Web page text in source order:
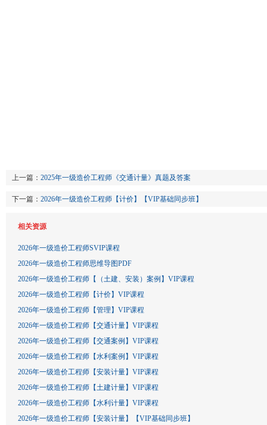
上一篇： 2025年一级造价工程师《交通计量》真题及答案
下一篇： 2026年一级造价工程师【计价】【VIP基础同步班】
相关资源
2026年一级造价工程师SVIP课程
2026年一级造价工程师思维导图PDF
2026年一级造价工程师【（土建、安装）案例】VIP课程
2026年一级造价工程师【计价】VIP课程
2026年一级造价工程师【管理】VIP课程
2026年一级造价工程师【交通计量】VIP课程
2026年一级造价工程师【交通案例】VIP课程
2026年一级造价工程师【水利案例】VIP课程
2026年一级造价工程师【安装计量】VIP课程
2026年一级造价工程师【土建计量】VIP课程
2026年一级造价工程师【水利计量】VIP课程
2026年一级造价工程师【安装计量】【VIP基础同步班】